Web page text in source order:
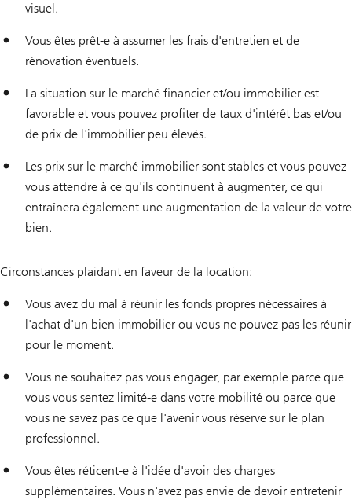
visuel.
Vous êtes prêt-e à assumer les frais d'entretien et de
rénovation éventuels.
La situation sur le marché financier et/ou immobilier est
favorable et vous pouvez profiter de taux d'intérêt bas et/ou
de prix de l'immobilier peu élevés.
Les prix sur le marché immobilier sont stables et vous pouvez
vous attendre à ce qu'ils continuent à augmenter, ce qui
entraînera également une augmentation de la valeur de votre
bien.
Circonstances plaidant en faveur de la location:
Vous avez du mal à réunir les fonds propres nécessaires à
l'achat d'un bien immobilier ou vous ne pouvez pas les réunir
pour le moment.
Vous ne souhaitez pas vous engager, par exemple parce que
vous vous sentez limité-e dans votre mobilité ou parce que
vous ne savez pas ce que l'avenir vous réserve sur le plan
professionnel.
Vous êtes réticent-e à l'idée d'avoir des charges
supplémentaires. Vous n'avez pas envie de devoir entretenir